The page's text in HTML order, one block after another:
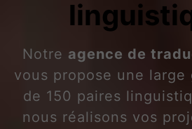
Notre agence de
vous propose une large
de 150 paires
nous réalisons vos